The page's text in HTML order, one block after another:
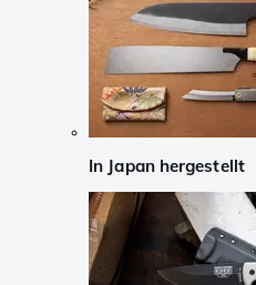
In Japan hergestellt